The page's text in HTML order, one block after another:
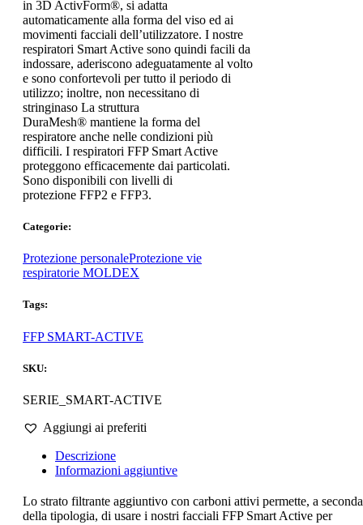
in 3D ActivForm®, si adatta
automaticamente alla forma del viso ed ai
movimenti facciali dell’utilizzatore. I nostre
respiratori Smart Active sono quindi facili da
indossare, aderiscono adeguatamente al volto
e sono confortevoli per tutto il periodo di
utilizzo; inoltre, non necessitano di
stringinaso La struttura
DuraMesh® mantiene la forma del
respiratore anche nelle condizioni più
difficili. I respiratori FFP Smart Active
proteggono efficacemente dai particolati.
Sono disponibili con livelli di
protezione FFP2 e FFP3.
Categorie:
Protezione personaleProtezione vie
respiratorie MOLDEX
Tags:
FFP SMART-ACTIVE
SKU:
SERIE_SMART-ACTIVE
Aggiungi ai preferiti
Descrizione
Informazioni aggiuntive
Lo strato filtrante aggiuntivo con carboni attivi permette, a seconda
della tipologia, di usare i nostri facciali FFP Smart Active per